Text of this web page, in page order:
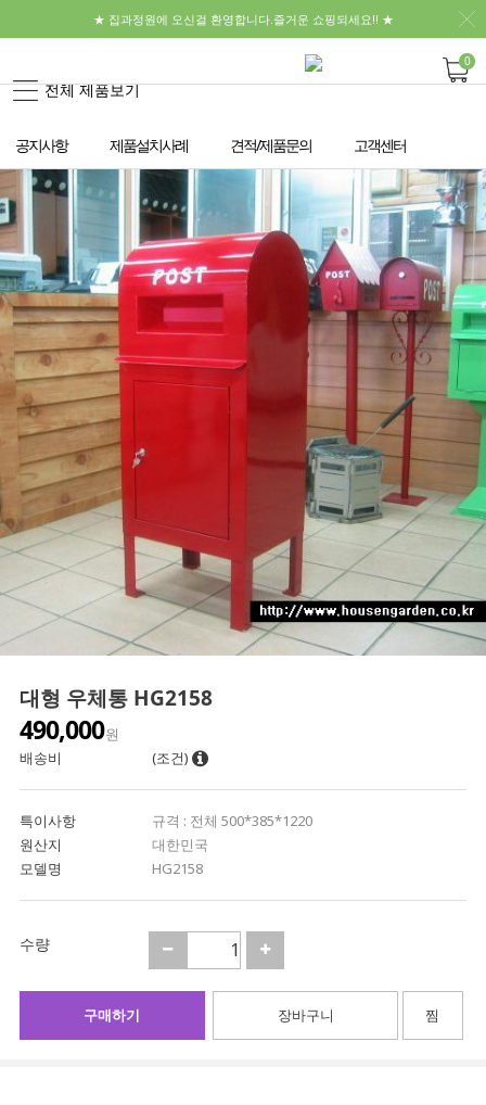
★ 집과정원에 오신걸 환영합니다.즐거운 쇼핑되세요!! ★
전체 제품보기
0
공지사항 제품설치사례 견적/제품문의 고객센터
대형 우체통 HG2158
490,000원
배송비
(조건)
특이사항
규격 : 전체 500*385*1220
원산지
대한민국
모델명
HG2158
수량
구매하기 장바구니 찜